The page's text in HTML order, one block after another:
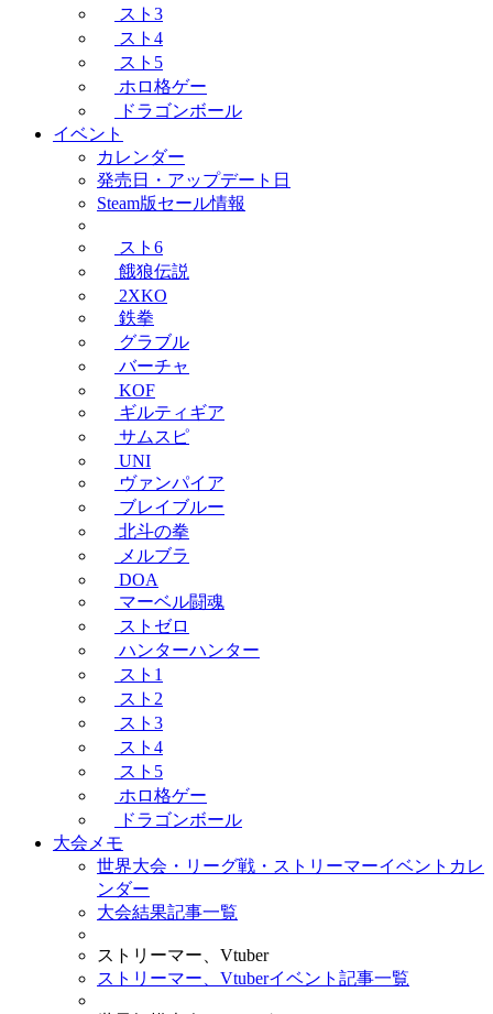
スト3
スト4
スト5
ホロ格ゲー
ドラゴンボール
イベント
カレンダー
発売日・アップデート日
Steam版セール情報
スト6
餓狼伝説
2XKO
鉄拳
グラブル
バーチャ
KOF
ギルティギア
サムスピ
UNI
ヴァンパイア
ブレイブルー
北斗の拳
メルブラ
DOA
マーベル闘魂
ストゼロ
ハンターハンター
スト1
スト2
スト3
スト4
スト5
ホロ格ゲー
ドラゴンボール
大会メモ
世界大会・リーグ戦・ストリーマーイベントカレ
ンダー
大会結果記事一覧
ストリーマー、Vtuber
ストリーマー、Vtuberイベント記事一覧